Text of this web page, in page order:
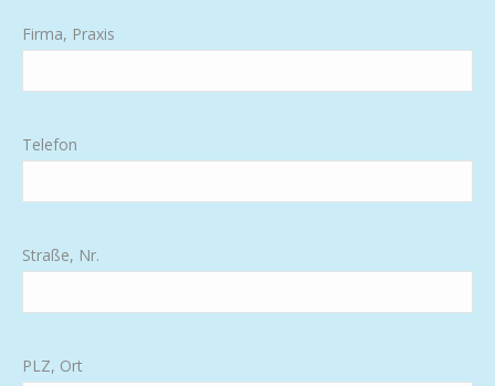
Firma, Praxis
Telefon
Straße, Nr.
PLZ, Ort